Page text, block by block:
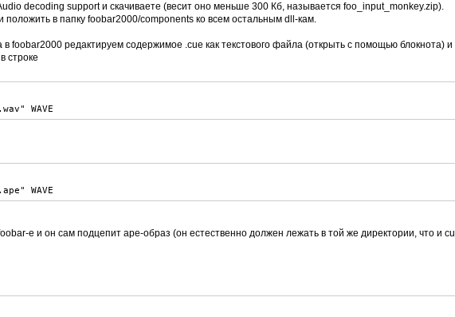
decoding support и скачиваете (весит оно меньше 300 Кб, называется foo_input_monkey.zip).
положить в папку foobar2000/components ко всем остальным dll-кам.
foobar2000 редактируем содержимое .cue как текстового файла (открыть с помощью блокнота) и
строке
WAVE
WAVE
е и он сам подцепит ape-образ (он естественно должен лежать в той же директории, что и